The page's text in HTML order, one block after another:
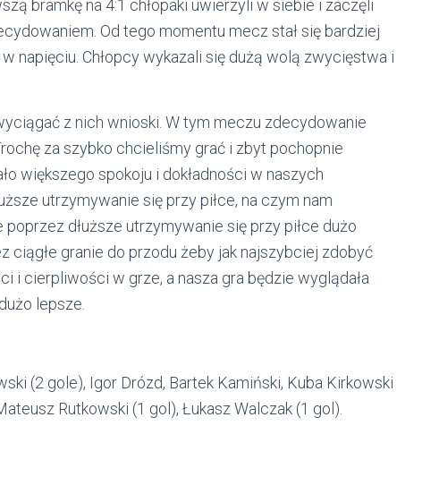
bramkę na 4:1 chłopaki uwierzyli w siebie i zaczęli
Od tego momentu mecz stał się bardziej
napięciu. Chłopcy wykazali się dużą wolą zwycięstwa i
z nich wnioski. W tym meczu zdecydowanie
za szybko chcieliśmy grać i zbyt pochopnie
większego spokoju i dokładności w naszych
utrzymywanie się przy piłce, na czym nam
dłuższe utrzymywanie się przy piłce dużo
ciągłe granie do przodu żeby jak najszybciej zdobyć
i cierpliwości w grze, a nasza gra będzie wyglądała
lepsze.
(2 gole), Igor Drózd, Bartek Kamiński, Kuba Kirkowski
Rutkowski (1 gol), Łukasz Walczak (1 gol).